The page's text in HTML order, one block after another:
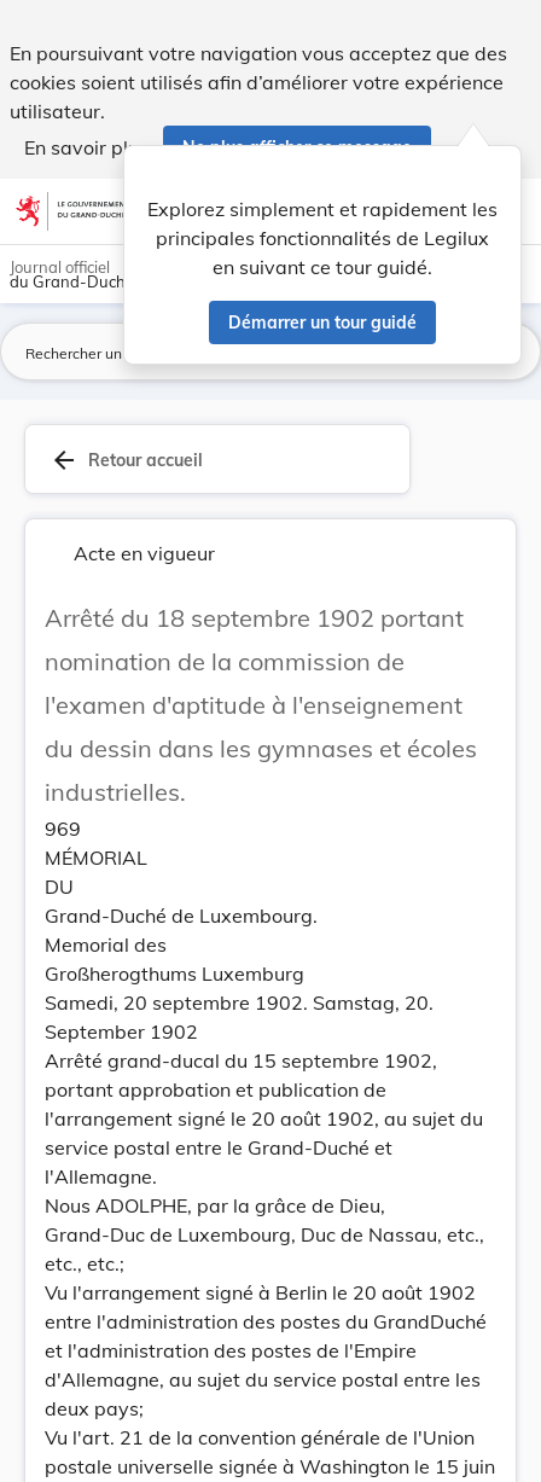
En poursuivant votre navigation vous acceptez que des
cookies soient utilisés afin d’améliorer votre expérience
utilisateur.
En savoir plus
Ne plus afficher ce message
Aller au contenu account_circle help Aide
Explorez simplement et rapidement les
principales fonctionnalités de Legilux
en suivant ce tour guidé.
Démarrer un tour guidé
light_mode dark_mode
Journal officiel
du Grand-Duché de Luxembourg
arrow_back Retour accueil
Acte en vigueur
Arrêté du 18 septembre 1902 portant
nomination de la commission de
l'examen d'aptitude à l'enseignement
du dessin dans les gymnases et écoles
industrielles.
969
MÉMORIAL
DU
Grand-Duché de Luxembourg.
Memorial des
Großherogthums Luxemburg
Samedi, 20 septembre 1902. Samstag, 20.
September 1902
Arrêté grand-ducal du 15 septembre 1902,
portant approbation et publication de
l'arrangement signé le 20 août 1902, au sujet du
service postal entre le Grand-Duché et
l'Allemagne.
Nous ADOLPHE, par la grâce de Dieu,
Grand-Duc de Luxembourg, Duc de Nassau, etc.,
etc., etc.;
Vu l'arrangement signé à Berlin le 20 août 1902
entre l'administration des postes du GrandDuché
et l'administration des postes de l'Empire
d'Allemagne, au sujet du service postal entre les
deux pays;
Vu l'art. 21 de la convention générale de l'Union
postale universelle signée à Washington le 15 juin